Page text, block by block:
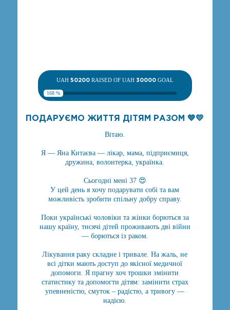
UAH 50200RAISED OF UAH 30000GOAL
168 %
ПОДАРУЄМО ЖИТТЯ ДІТЯМ РАЗОМ 💙💛
Вітаю.
Я — Яна Китаєва — лікар, мама, підприємиця,
дружина, волонтерка, українка.
Сьогодні мені 37 😍
У цей день я хочу подарувати собі та вам
можливість зробити спільну добру справу.
Поки українські чоловіки та жінки борються за
нашу країну, тисячі дітей проживають дві війни
— борються із раком.
Лікування раку складне і тривале. На жаль, не
всі дітки мають доступ до якісної медичної
допомоги. Я прагну хоч трошки змінити
статистику та допомогти дітям: замінити страх
упевненістю, смуток – радістю, а тривогу —
надією.